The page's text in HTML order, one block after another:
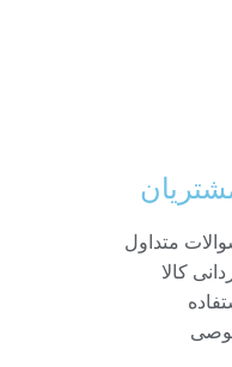
متداول
کالا